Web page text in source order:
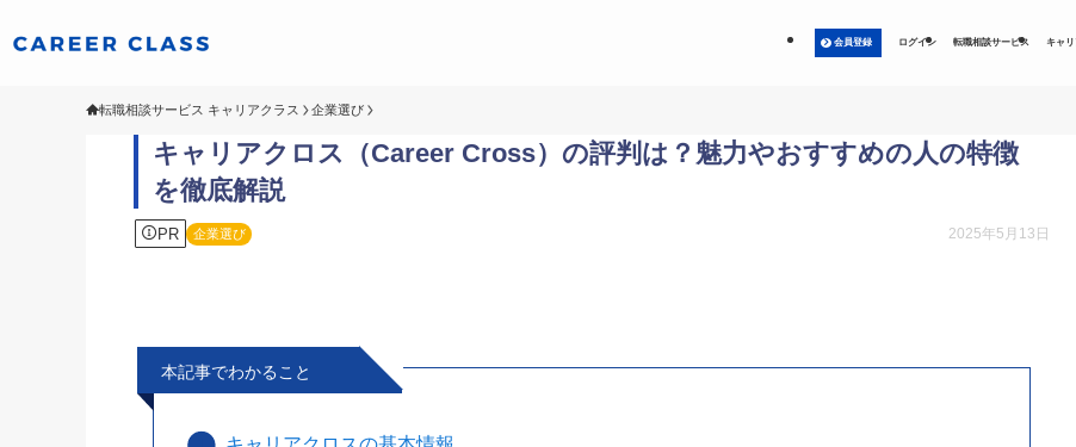
会員登録 ログイン 転職相談サービス キャ
転職相談サービス キャリアクラス 企業選び
キャリアクロス（Career Cross）の評判は？魅力やおすすめの人の特徴
を徹底解説
PR 企業選び 2025年5月13日
本記事でわかること